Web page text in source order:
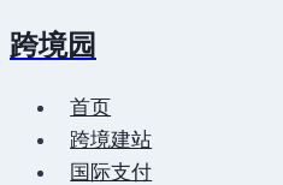
Skip
content
跨境园
首页
跨境建站
国际支付